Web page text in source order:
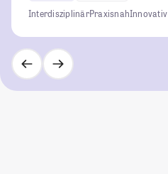
InterdisziplinärPraxisnahInnovativ